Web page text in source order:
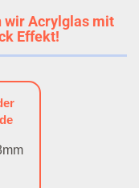
wir Acrylglas mit
Effekt!